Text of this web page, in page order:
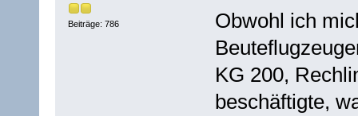
Beiträge: 786
Obwohl ich
KG 200,
beschäftigte,